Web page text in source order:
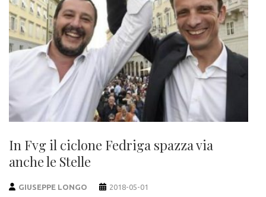
In Fvg il ciclone Fedriga spazza via
anche le Stelle
GIUSEPPE LONGO 2018-05-01